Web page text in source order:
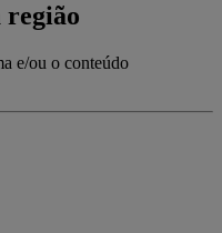
região
e/ou o conteúdo